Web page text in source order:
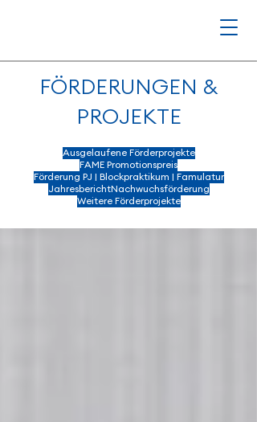
FÖRDERUNGEN &
PROJEKTE
Ausgelaufene Förderprojekte
FAME Promotionspreis
Förderung PJ | Blockpraktikum | Famulatur
JahresberichtNachwuchsförderung
Weitere Förderprojekte